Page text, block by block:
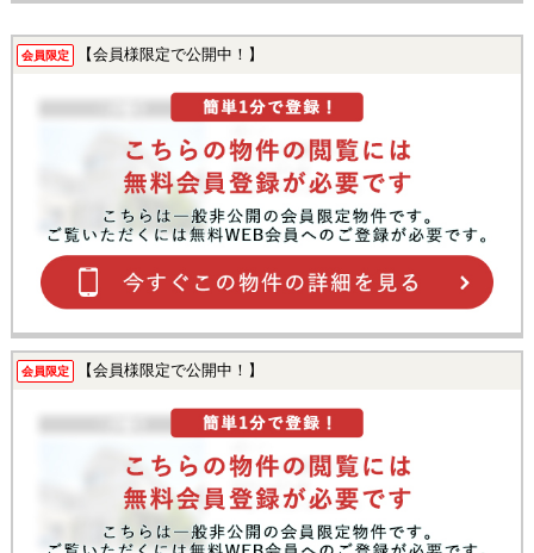
会員限定 【会員様限定で公開中！】
会員限定 【会員様限定で公開中！】